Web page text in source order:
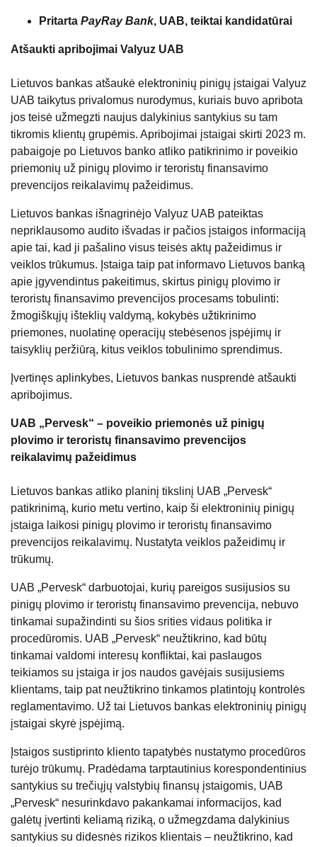
Pritarta PayRay Bank, UAB, teiktai kandidatūrai
Atšaukti apribojimai Valyuz UAB
Lietuvos bankas atšaukė elektroninių pinigų įstaigai Valyuz
UAB taikytus privalomus nurodymus, kuriais buvo apribota
jos teisė užmegzti naujus dalykinius santykius su tam
tikromis klientų grupėmis. Apribojimai įstaigai skirti 2023 m.
pabaigoje po Lietuvos banko atliko patikrinimo ir poveikio
priemonių už pinigų plovimo ir teroristų finansavimo
prevencijos reikalavimų pažeidimus.
Lietuvos bankas išnagrinėjo Valyuz UAB pateiktas
nepriklausomo audito išvadas ir pačios įstaigos informaciją
apie tai, kad ji pašalino visus teisės aktų pažeidimus ir
veiklos trūkumus. Įstaiga taip pat informavo Lietuvos banką
apie įgyvendintus pakeitimus, skirtus pinigų plovimo ir
teroristų finansavimo prevencijos procesams tobulinti:
žmogiškųjų išteklių valdymą, kokybės užtikrinimo
priemones, nuolatinę operacijų stebėsenos įspėjimų ir
taisyklių peržiūrą, kitus veiklos tobulinimo sprendimus.
Įvertinęs aplinkybes, Lietuvos bankas nusprendė atšaukti
apribojimus.
UAB „Pervesk“ – poveikio priemonės už pinigų
plovimo ir teroristų finansavimo prevencijos
reikalavimų pažeidimus
Lietuvos bankas atliko planinį tikslinį UAB „Pervesk“
patikrinimą, kurio metu vertino, kaip ši elektroninių pinigų
įstaiga laikosi pinigų plovimo ir teroristų finansavimo
prevencijos reikalavimų. Nustatyta veiklos pažeidimų ir
trūkumų.
UAB „Pervesk“ darbuotojai, kurių pareigos susijusios su
pinigų plovimo ir teroristų finansavimo prevencija, nebuvo
tinkamai supažindinti su šios srities vidaus politika ir
procedūromis. UAB „Pervesk“ neužtikrino, kad būtų
tinkamai valdomi interesų konfliktai, kai paslaugos
teikiamos su įstaiga ir jos naudos gavėjais susijusiems
klientams, taip pat neužtikrino tinkamos platintojų kontrolės
reglamentavimo. Už tai Lietuvos bankas elektroninių pinigų
įstaigai skyrė įspėjimą.
Įstaigos sustiprinto kliento tapatybės nustatymo procedūros
turėjo trūkumų. Pradėdama tarptautinius korespondentinius
santykius su trečiųjų valstybių finansų įstaigomis, UAB
„Pervesk“ nesurinkdavo pakankamai informacijos, kad
galėtų įvertinti keliamą riziką, o užmegzdama dalykinius
santykius su didesnės rizikos klientais – neužtikrino, kad